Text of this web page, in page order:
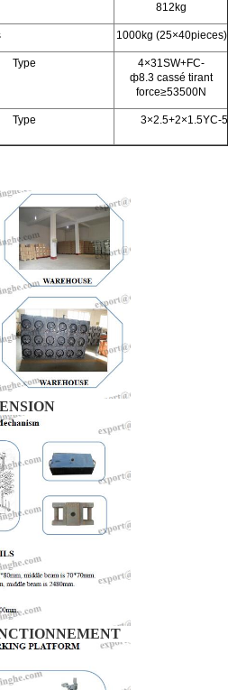
812kg
1000kg (25×40pieces)
Type
4×31SW+FC-
ф8.3 cassé tirant
force≥53500N
Type 3×2.5+2×1.5YC-5